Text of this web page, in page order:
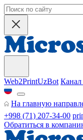
Web2PrintUzBot Канал
На главную
+998 (71) 207-34-00
Обратиться в